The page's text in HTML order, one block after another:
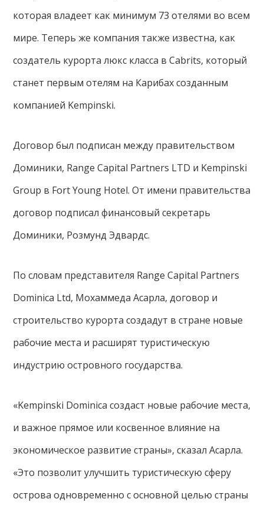
которая владеет как минимум 73 отелями во всем
мире. Теперь же компания также известна, как
создатель курорта люкс класса в Cabrits, который
станет первым отелям на Карибах созданным
компанией Kempinski.
Договор был подписан между правительством
Доминики, Range Capital Partners LTD и Kempinski
Group в Fort Young Hotel. От имени правительства
договор подписал финансовый секретарь
Доминики, Розмунд Эдвардс.
По словам представителя Range Capital Partners
Dominica Ltd, Мохаммеда Асарла, договор и
строительство курорта создадут в стране новые
рабочие места и расширят туристическую
индустрию островного государства.
«Kempinski Dominica создаст новые рабочие места,
и важное прямое или косвенное влияние на
экономическое развитие страны», сказал Асарла.
«Это позволит улучшить туристическую сферу
острова одновременно с основной целью страны